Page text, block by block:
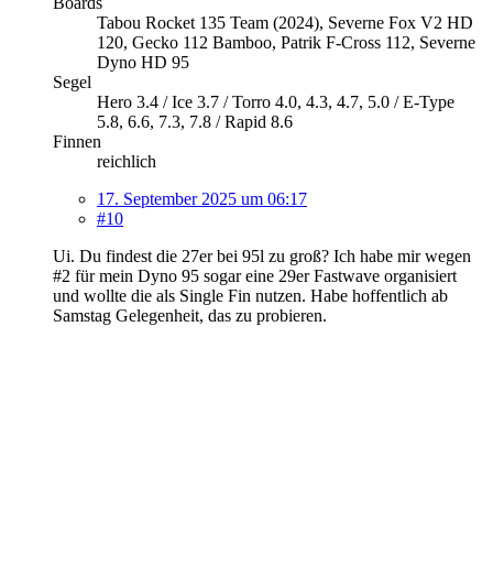
Tabou Rocket 135 Team (2024), Severne Fox V2 HD
120, Gecko 112 Bamboo, Patrik F-Cross 112, Severne
Dyno HD 95
Segel
Hero 3.4 / Ice 3.7 / Torro 4.0, 4.3, 4.7, 5.0 / E-Type
5.8, 6.6, 7.3, 7.8 / Rapid 8.6
Finnen
reichlich
17. September 2025 um 06:17
#10
Ui. Du findest die 27er bei 95l zu groß? Ich habe mir wegen
#2 für mein Dyno 95 sogar eine 29er Fastwave organisiert
und wollte die als Single Fin nutzen. Habe hoffentlich ab
Samstag Gelegenheit, das zu probieren.